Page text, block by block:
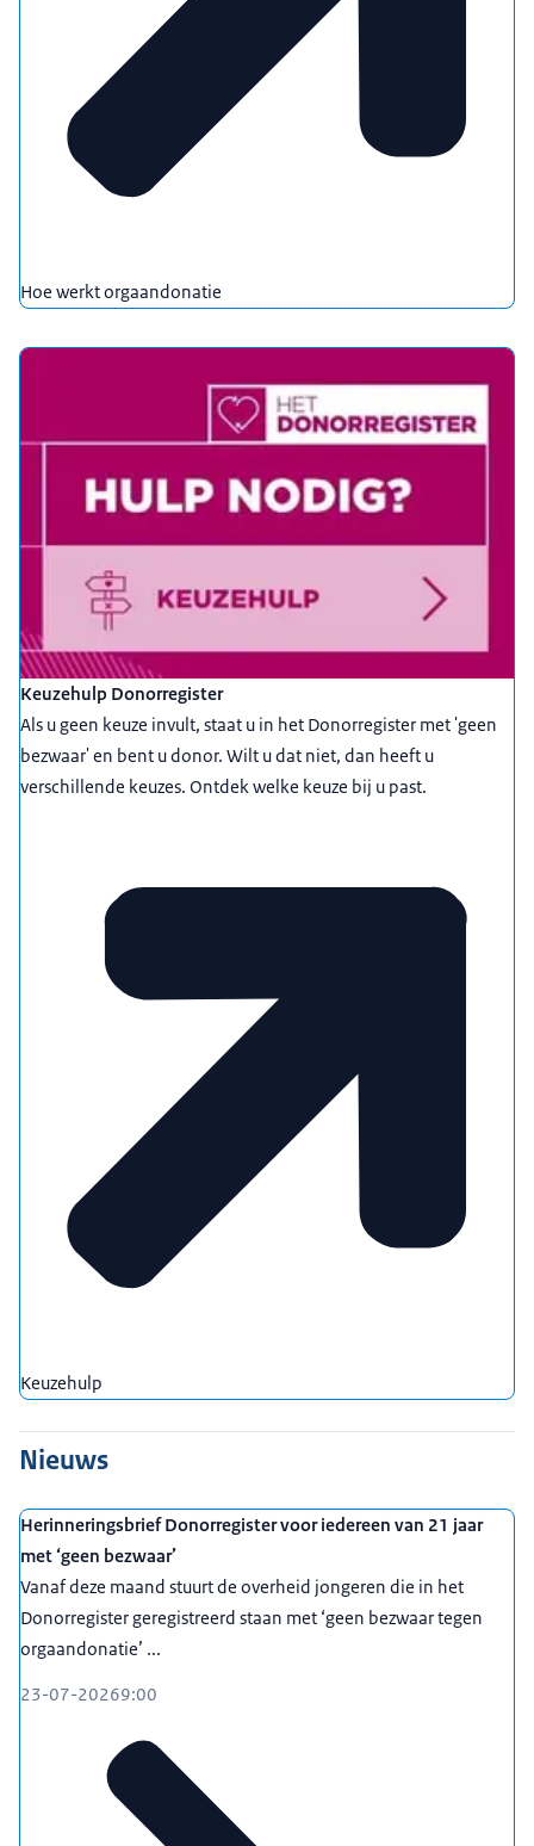
Hoe werkt orgaandonatie
Keuzehulp Donorregister
Als u geen keuze invult, staat u in het Donorregister met 'geen
bezwaar' en bent u donor. Wilt u dat niet, dan heeft u
verschillende keuzes. Ontdek welke keuze bij u past.
Keuzehulp
Nieuws
Herinneringsbrief Donorregister voor iedereen van 21 jaar
met ‘geen bezwaar’
Vanaf deze maand stuurt de overheid jongeren die in het
Donorregister geregistreerd staan met ‘geen bezwaar tegen
orgaandonatie’ ...
23-07-20269:00